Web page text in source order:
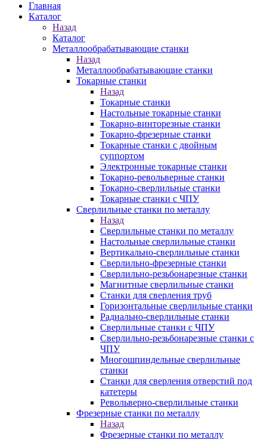
Главная
Каталог
Назад
Каталог
Металлообрабатывающие станки
Назад
Металлообрабатывающие станки
Токарные станки
Назад
Токарные станки
Настольные токарные станки
Токарно-винторезные станки
Токарно-фрезерные станки
Токарные станки с двойным
суппортом
Электронные токарные станки
Токарно-револьверные станки
Токарно-сверлильные станки
Токарные станки с ЧПУ
Сверлильные станки по металлу
Назад
Сверлильные станки по металлу
Настольные сверлильные станки
Вертикально-сверлильные станки
Сверлильно-фрезерные станки
Сверлильно-резьбонарезные станки
Магнитные сверлильные станки
Станки для сверления труб
Горизонтальные сверлильные станки
Радиально-сверлильные станки
Сверлильные станки с ЧПУ
Сверлильно-резьбонарезные станки с
ЧПУ
Многошпиндельные сверлильные
станки
Станки для сверления отверстий под
катетеры
Револьверно-сверлильные станки
Фрезерные станки по металлу
Назад
Фрезерные станки по металлу